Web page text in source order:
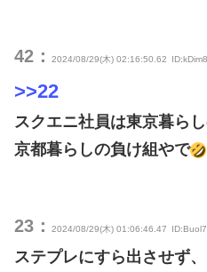
42： 2024/08/29(木) 02:16:50.62
>>22
スクエニ社員は東京暮ら
京都暮らしの負け組やで
23： 2024/08/29(木) 01:06:46.47
ステプレにすら出させず